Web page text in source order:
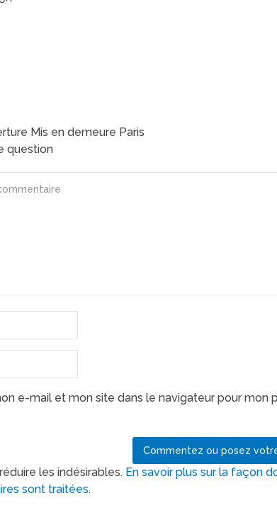
Mis en demeure Paris
question
e-mail et mon site dans le navigateur pour mon
les indésirables. En savoir plus sur la façon
sont traitées.